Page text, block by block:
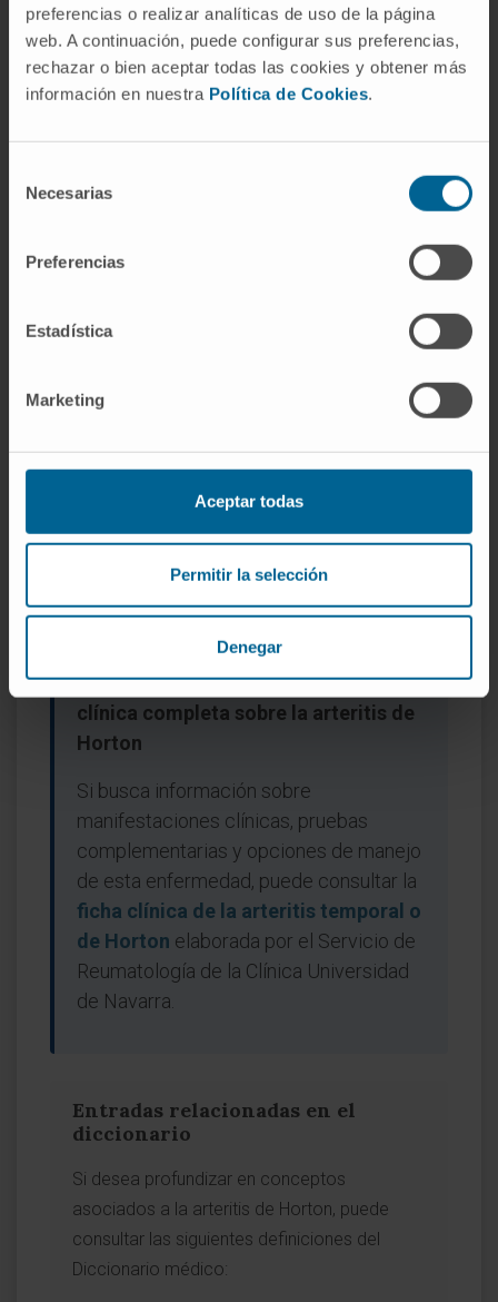
preferencias o realizar analíticas de uso de la página
web. A continuación, puede configurar sus preferencias,
rechazar o bien aceptar todas las cookies y obtener más
información en nuestra Política de Cookies.
Necesarias
Preferencias
Estadística
Marketing
Aceptar todas
Permitir la selección
Denegar
Chapel Hill de 1994. Se desaconsejó porque la
arteria temporal no siempre se afecta y
porque otras vasculitis pueden inflamarla. Aun
fichas hospitalarias.
Referencias
Fundación Mayo para la Educación y la
Investigación Médica.
The Early History
Rheumatica: First Descriptions to 1970
Biblioteca Nacional de Medicina de
gigantes. MedlinePlus en español.
Diccionario de la lengua española.
Colegio Estadounidense de
Reumatología.Vasculitis. American
College of Rheumatology.
Consulte también la información
clínica completa sobre la arteritis de
Horton
Si busca información sobre
manifestaciones clínicas, pruebas
complementarias y opciones de manejo
de esta enfermedad, puede consultar la
ficha clínica de la arteritis temporal o
de Horton elaborada por el Servicio de
Reumatología de la Clínica Universidad
de Navarra.
Entradas relacionadas en el
diccionario
Si desea profundizar en conceptos
asociados a la arteritis de Horton, puede
consultar las siguientes definiciones del
Diccionario médico: